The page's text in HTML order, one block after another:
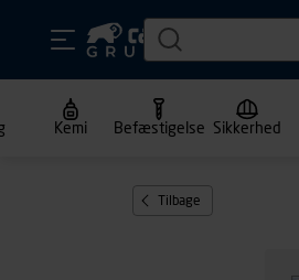
Kemi Befæstigelse Sikkerhed
Tilbage